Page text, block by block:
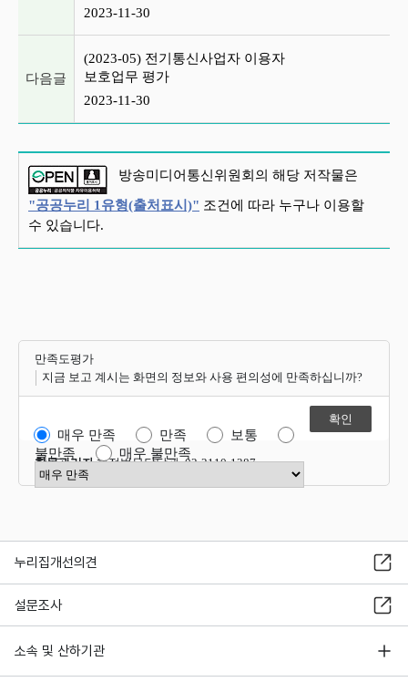
2023-11-30
다음글
(2023-05) 전기통신사업자 이용자
보호업무 평가
2023-11-30
방송미디어통신위원회의 해당 저작물은
"공공누리 1유형(출처표시)" 조건에 따라 누구나 이용할
수 있습니다.
만족도평가
지금 보고 계시는 화면의 정보와 사용 편의성에 만족하십니까?
매우 만족 만족
보통
불만족
매우 불만족
만족도 점수 선택
항목관리자행정법무담당관 02-2110-1387
누리집개선의견
설문조사
소속 및 산하기관